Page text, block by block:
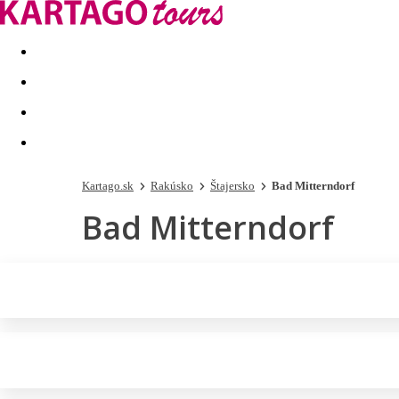
Last minute Dovolenkové kluby
Kartago.sk Rakúsko Štajersko Bad Mitterndorf
Bad Mitterndorf